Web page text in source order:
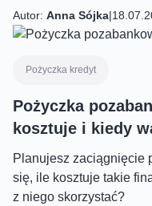
Autor: Anna Sójka|
Pożyczka kredyt
Pożyczka
kosztuje i kiedy
Planujesz zaciągnięcie
się, ile kosztuje takie
z niego skorzystać?